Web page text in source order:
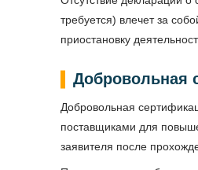
требуется) влечет за
приостановку
Добровольная
Добровольная
поставщиками для
заявителя после